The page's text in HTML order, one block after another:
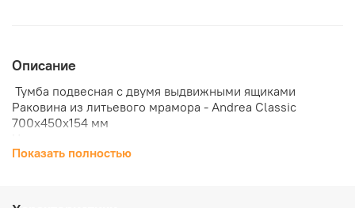
Описание
Тумба подвесная с двумя выдвижными ящиками
Раковина из литьевого мрамора - Andrea Classic
700x450x154 мм
Покрытие фасада и корпуса - эмаль
Внутренние ящики изготовлены из ЛДСП "Kronospan" и
Показать полностью